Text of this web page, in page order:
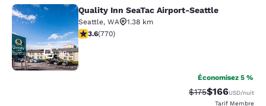
Quality Inn SeaTac Airport-Seattle
29
Quality Inn SeaTac Airport-Seattle
Seattle, WA
1.38 km
3.65 étoiles. Bien. 770 commentaires
3.6(770)
Économisez 5 %
Tarif barré :
$175Tarif réduit :
$166USD/nuit
Tarif Membre